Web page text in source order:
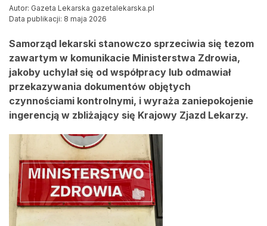
Autor: Gazeta Lekarska gazetalekarska.pl
Data publikacji: 8 maja 2026
Samorząd lekarski stanowczo sprzeciwia się tezom
zawartym w komunikacie Ministerstwa Zdrowia,
jakoby uchylał się od współpracy lub odmawiał
przekazywania dokumentów objętych
czynnościami kontrolnymi, i wyraża zaniepokojenie
ingerencją w zbliżający się Krajowy Zjazd Lekarzy.